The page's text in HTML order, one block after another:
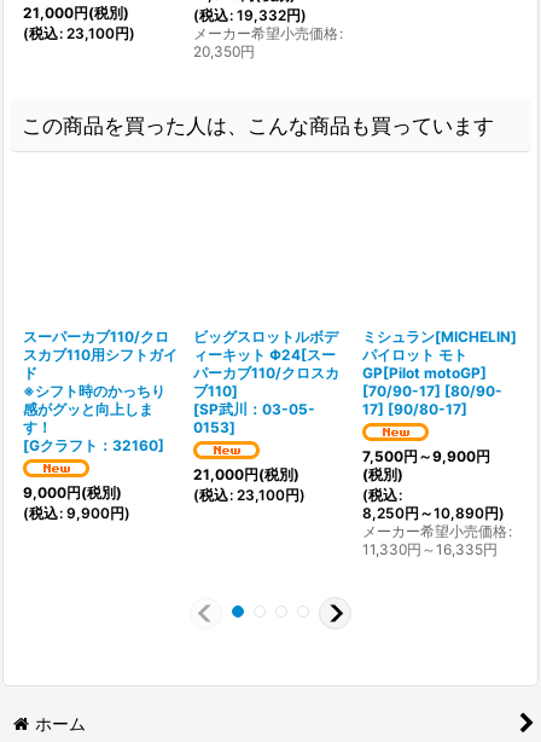
21,000円(税別)
(税込: 23,100円)
(税込: 19,332円)
メーカー希望小売価格:
20,350円
この商品を買った人は、こんな商品も買っています
スーパーカブ110/クロ
スカブ110用シフトガイ
ド
※シフト時のかっちり
感がグッと向上しま
す！
[Gクラフト：32160]
9,000円(税別)
(税込: 9,900円)
ビッグスロットルボデ
ィーキット Φ24[スー
パーカブ110/クロスカ
ブ110]
[SP武川：03-05-
0153]
21,000円(税別)
(税込: 23,100円)
ミシュラン[MICHELIN]
パイロット モト
GP[Pilot motoGP]
[70/90-17] [80/90-
17] [90/80-17]
7,500円 ～9,900円
(税別)
(税込:
8,250円 ～10,890円)
メーカー希望小売価格:
11,330円 ～16,335円
ホーム